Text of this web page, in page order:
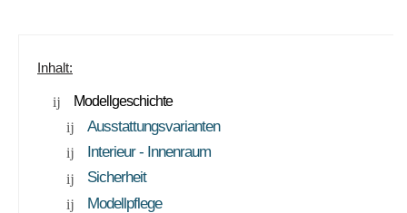
Inhalt:
Modellgeschichte
Ausstattungsvarianten
Interieur - Innenraum
Sicherheit
Modellpflege